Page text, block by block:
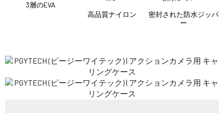
3層のEVA
高品質ナイロン
密封された防水ジッパ
ー